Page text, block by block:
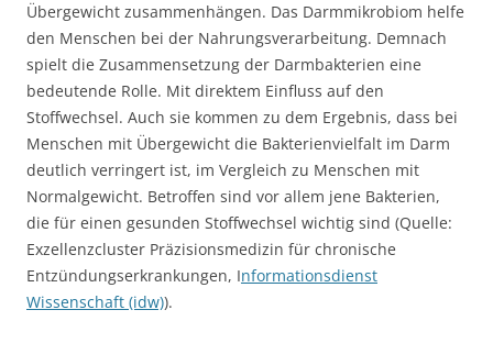
Übergewicht zusammenhängen. Das Darmmikrobiom helfe
den Menschen bei der Nahrungsverarbeitung. Demnach
spielt die Zusammensetzung der Darmbakterien eine
bedeutende Rolle. Mit direktem Einfluss auf den
Stoffwechsel. Auch sie kommen zu dem Ergebnis, dass bei
Menschen mit Übergewicht die Bakterienvielfalt im Darm
deutlich verringert ist, im Vergleich zu Menschen mit
Normalgewicht. Betroffen sind vor allem jene Bakterien,
die für einen gesunden Stoffwechsel wichtig sind (Quelle:
Exzellenzcluster Präzisionsmedizin für chronische
Entzündungserkrankungen, Informationsdienst
Wissenschaft (idw)).